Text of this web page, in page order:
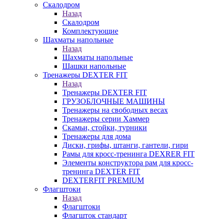
Скалодром
Назад
Скалодром
Комплектующие
Шахматы напольные
Назад
Шахматы напольные
Шашки напольные
Тренажеры DEXTER FIT
Назад
Тренажеры DEXTER FIT
ГРУЗОБЛОЧНЫЕ МАШИНЫ
Тренажеры на свободных весах
Тренажеры серии Хаммер
Скамьи, стойки, турники
Тренажеры для дома
Диски, грифы, штанги, гантели, гири
Рамы для кросс-тренинга DEXRER FIT
Элементы конструктора рам для кросс-
тренинга DEXTER FIT
DEXTERFIT PREMIUM
Флагштоки
Назад
Флагштоки
Флагшток стандарт